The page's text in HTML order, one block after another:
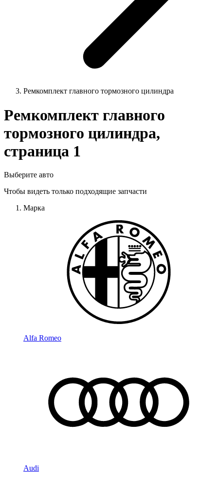
Ремкомплект главного тормозного цилиндра
Ремкомплект главного
тормозного цилиндра,
страница 1
Выберите авто
Чтобы видеть только подходящие запчасти
Марка
Alfa Romeo
Audi